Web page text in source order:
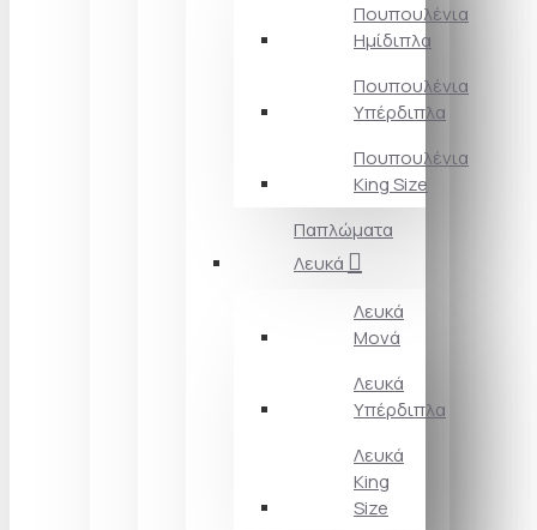
Πουπουλένια
Ημίδιπλα
Πουπουλένια
Υπέρδιπλα
Πουπουλένια
King Size
Παπλώματα
Λευκά
Λευκά
Μονά
Λευκά
Υπέρδιπλα
Λευκά
King
Size